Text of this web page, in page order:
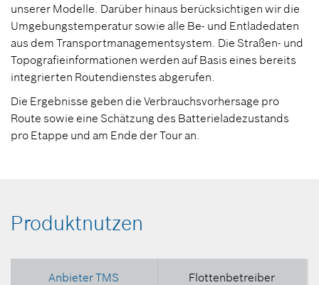
unserer Modelle. Darüber hinaus berücksichtigen wir die
Umgebungstemperatur sowie alle Be- und Entladedaten
aus dem Transportmanagementsystem. Die Straßen- und
Topografieinformationen werden auf Basis eines bereits
integrierten Routendienstes abgerufen.
Die Ergebnisse geben die Verbrauchsvorhersage pro
Route sowie eine Schätzung des Batterieladezustands
pro Etappe und am Ende der Tour an.
Produktnutzen
Anbieter TMS Flottenbetreiber